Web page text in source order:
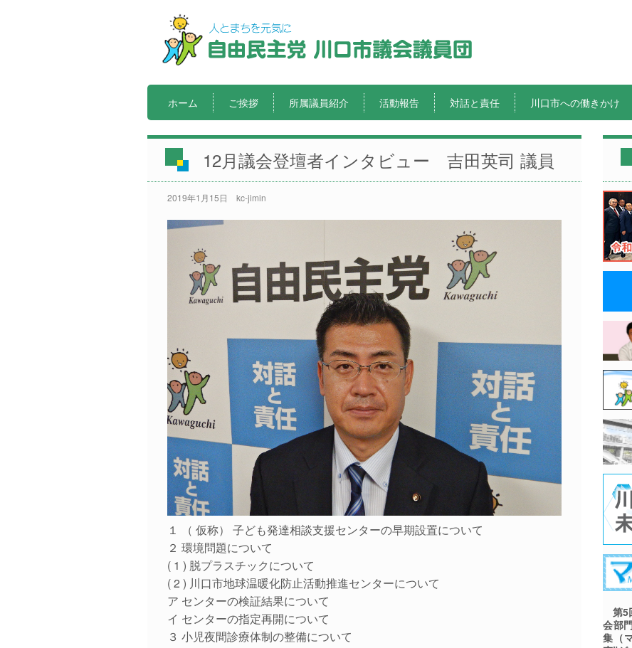
ホーム ご挨拶 所属議員紹介 活動報告 対話と責任 川口市への働きかけ
12月議会登壇者インタビュー 吉田英司 議員
2019年1月15日 kc-jimin
１ （ 仮称） 子ども発達相談支援センターの早期設置について
２ 環境問題について
( 1 ) 脱プラスチックについて
( 2 ) 川口市地球温暖化防止活動推進センターについて
ア センターの検証結果について
イ センターの指定再開について
３ 小児夜間診療体制の整備について
第5
会部
集（